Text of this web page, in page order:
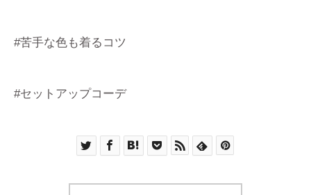
#苦手な色も着るコツ
#セットアップコーデ